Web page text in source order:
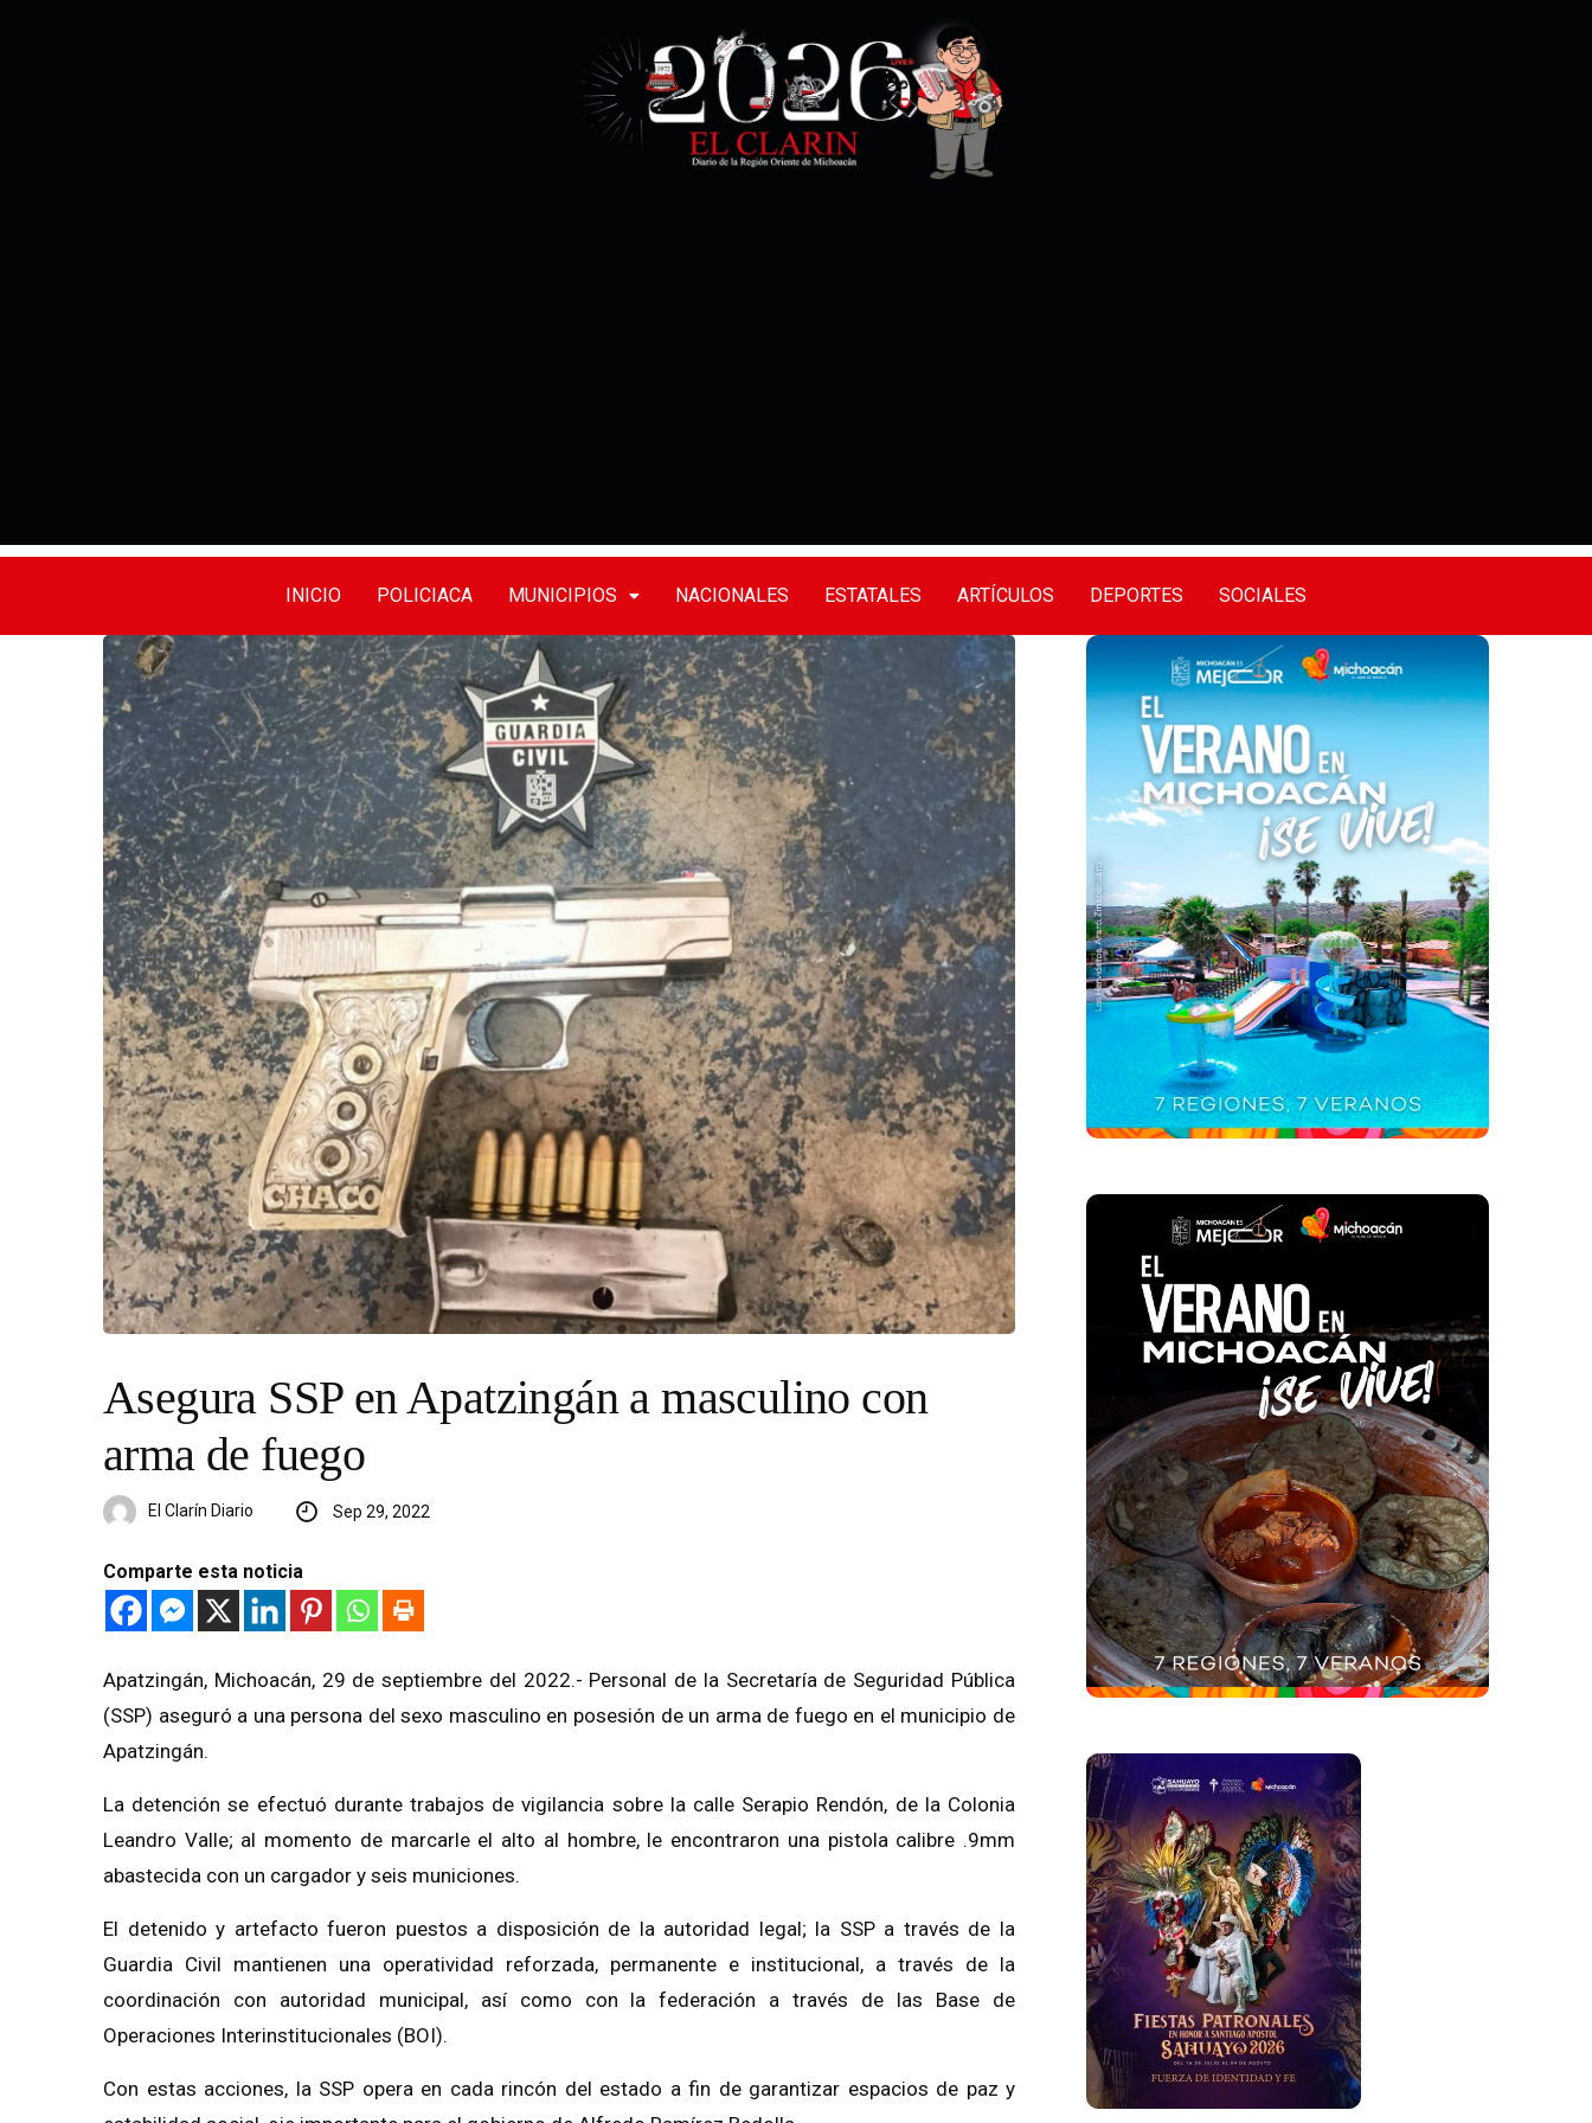
INICIO POLICIACA MUNICIPIOS NACIONALES ESTATALES ARTÍCULOS DEPORTES SOCIALES
Asegura SSP en Apatzingán a masculino con
arma de fuego
El Clarín Diario Sep 29, 2022
Comparte esta noticia
Apatzingán, Michoacán, 29 de septiembre del 2022.- Personal de la Secretaría de Seguridad Pública
(SSP) aseguró a una persona del sexo masculino en posesión de un arma de fuego en el municipio de
Apatzingán.
La detención se efectuó durante trabajos de vigilancia sobre la calle Serapio Rendón, de la Colonia
Leandro Valle; al momento de marcarle el alto al hombre, le encontraron una pistola calibre .9mm
abastecida con un cargador y seis municiones.
El detenido y artefacto fueron puestos a disposición de la autoridad legal; la SSP a través de la
Guardia Civil mantienen una operatividad reforzada, permanente e institucional, a través de la
coordinación con autoridad municipal, así como con la federación a través de las Base de
Operaciones Interinstitucionales (BOI).
Con estas acciones, la SSP opera en cada rincón del estado a fin de garantizar espacios de paz y